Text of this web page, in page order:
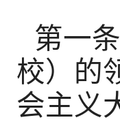
第一
校）的
会主义